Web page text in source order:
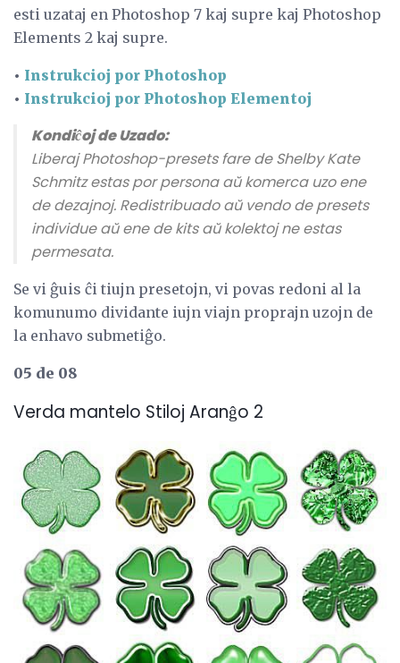
esti uzataj en Photoshop 7 kaj supre kaj Photoshop
Elements 2 kaj supre.
• Instrukcioj por Photoshop
• Instrukcioj por Photoshop Elementoj
Kondiĉoj de Uzado:
Liberaj Photoshop-presets fare de Shelby Kate
Schmitz estas por persona aŭ komerca uzo ene
de dezajnoj. Redistribuado aŭ vendo de presets
individue aŭ ene de kits aŭ kolektoj ne estas
permesata.
Se vi ĝuis ĉi tiujn presetojn, vi povas redoni al la
komunumo dividante iujn viajn proprajn uzojn de
la enhavo submetiĝo.
05 de 08
Verda mantelo Stiloj Aranĝo 2